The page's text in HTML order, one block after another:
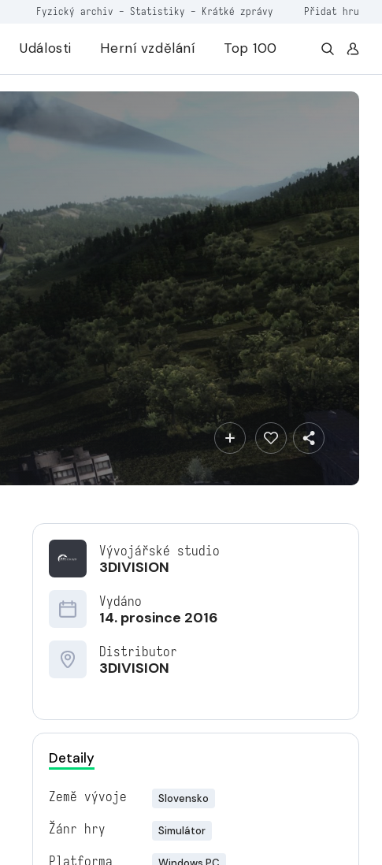
Fyzický archiv - Statistiky - Krátké zprávy Přidat hru
Události Herní vzdělání Top 100
Vývojářské studio
3DIVISION
Vydáno
14. prosince 2016
Distributor
3DIVISION
Detaily
Země vývoje Slovensko
Žánr hry Simulátor
Platforma